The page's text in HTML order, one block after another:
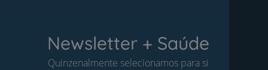
Newsletter + Saúde
Quinzenalmente selecionamos para si